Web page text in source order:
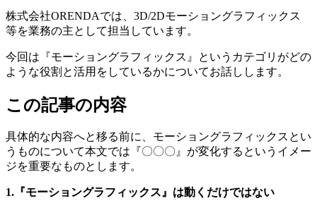
株式会社ORENDAでは、3D/2Dモーショングラフィックス
等を業務の主として担当しています。
今回は『モーショングラフィックス』というカテゴリがどの
ような役割と活用をしているかについてお話しします。
この記事の内容
具体的な内容へと移る前に、モーショングラフィックスとい
うものについて本文では『〇〇〇』が変化するというイメー
ジを重要なものとします。
1.『モーショングラフィックス』は動くだけではない